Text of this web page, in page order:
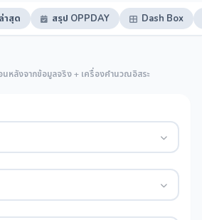
าสุด สรุป OPPDAY Dash Box
หลังจากข้อมูลจริง + เครื่องคำนวณอิสระ